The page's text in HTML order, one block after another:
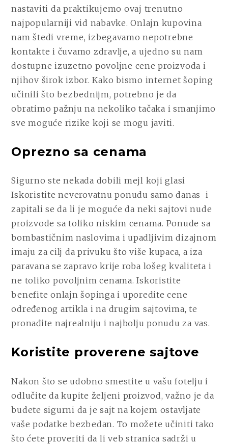
nastaviti da praktikujemo ovaj trenutno
najpopularniji vid nabavke. Onlajn kupovina
nam štedi vreme, izbegavamo nepotrebne
kontakte i čuvamo zdravlje, a ujedno su nam
dostupne izuzetno povoljne cene proizvoda i
njihov širok izbor. Kako bismo internet šoping
učinili što bezbednijm, potrebno je da
obratimo pažnju na nekoliko tačaka i smanjimo
sve moguće rizike koji se mogu javiti.
Oprezno sa cenama
Sigurno ste nekada dobili mejl koji glasi
Iskoristite neverovatnu ponudu samo danas i
zapitali se da li je moguće da neki sajtovi nude
proizvode sa toliko niskim cenama. Ponude sa
bombastičnim naslovima i upadljivim dizajnom
imaju za cilj da privuku što više kupaca, a iza
paravana se zapravo krije roba lošeg kvaliteta i
ne toliko povoljnim cenama. Iskoristite
benefite onlajn šopinga i uporedite cene
određenog artikla i na drugim sajtovima, te
pronađite najrealniju i najbolju ponudu za vas.
Koristite proverene sajtove
Nakon što se udobno smestite u vašu fotelju i
odlučite da kupite željeni proizvod, važno je da
budete sigurni da je sajt na kojem ostavljate
vaše podatke bezbedan. To možete učiniti tako
što ćete proveriti da li veb stranica sadrži u